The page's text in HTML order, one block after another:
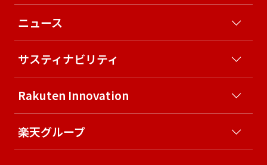
ニュース
サスティナビリティ
Rakuten Innovation
楽天グループ